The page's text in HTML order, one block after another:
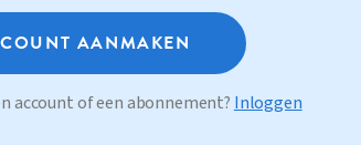
AANMAKEN
account of een abonnement? Inloggen